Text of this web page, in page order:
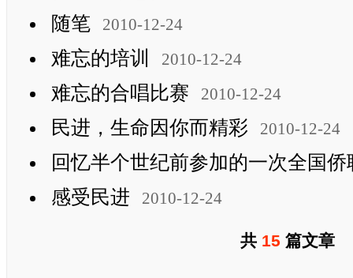
随笔 2010-12-24
难忘的培训 2010-12-24
难忘的合唱比赛 2010-12-24
民进，生命因你而精彩 2010-12-24
回忆半个世纪前参加的一次全国侨
感受民进
2010-12-24
共 15 篇文章